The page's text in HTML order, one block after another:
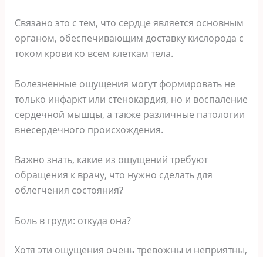
Связано это с тем, что сердце является основным
органом, обеспечивающим доставку кислорода с
током крови ко всем клеткам тела.
Болезненные ощущения могут формировать не
только инфаркт или стенокардия, но и воспаление
сердечной мышцы, а также различные патологии
внесердечного происхождения.
Важно знать, какие из ощущений требуют
обращения к врачу, что нужно сделать для
облегчения состояния?
Боль в груди: откуда она?
Хотя эти ощущения очень тревожны и неприятны,